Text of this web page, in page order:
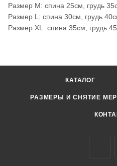
Размер M: спина 25см, грудь
Размер L: спина 30см, грудь
Размер XL: спина 35см, грудь
КАТАЛОГ
РАЗМЕРЫ И СНЯТИЕ